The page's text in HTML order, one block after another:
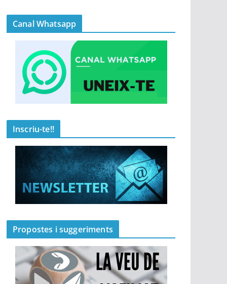
Canal Whatsapp
Inscriu-te!!
Propostes i suggeriments